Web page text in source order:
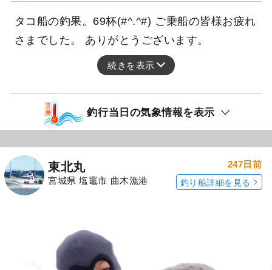
タコ船の釣果。69杯(#^.^#) ご乗船の皆様お疲れ
さまでした。 ありがとうございます。
続きを表示
釣行当日の気象情報を表示
東北丸
宮城県 塩竈市 曲木漁港
247日前
釣り船詳細を見る